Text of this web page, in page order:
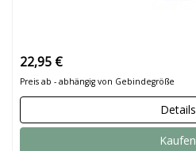
22,95 €
Preis ab - abhängig von Gebindegröße
Details
Kaufen